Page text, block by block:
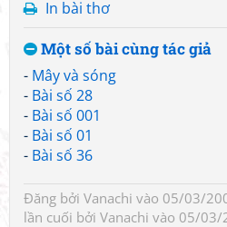
In bài thơ
Một số bài cùng tác giả
- Mây và sóng
- Bài số 28
- Bài số 001
- Bài số 01
- Bài số 36
Đăng bởi Vanachi vào 05/03/
lần cuối bởi Vanachi vào 05/03/